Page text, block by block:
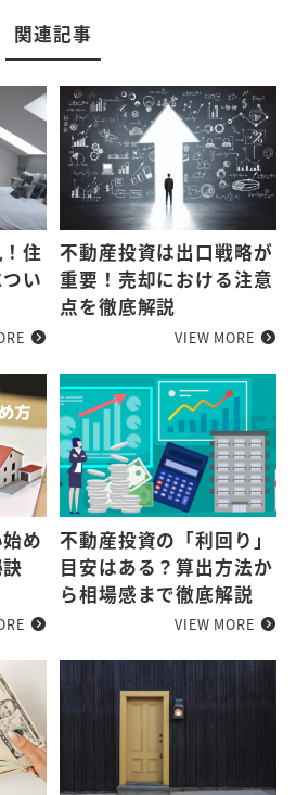
関連記事
住
い
不動産投資は出口戦略が
重要！売却における注意
点を徹底解説
VIEW MORE
め
不動産投資の「利回り」
目安はある？算出方法か
ら相場感まで徹底解説
VIEW MORE